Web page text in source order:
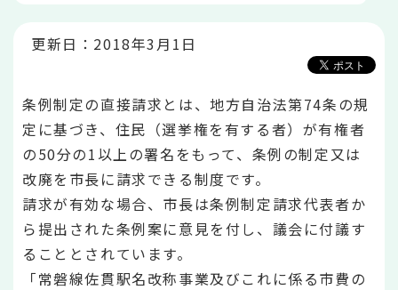
更新日：2018年3月1日
条例制定の直接請求とは、地方自治法第74条の規
定に基づき、住民（選挙権を有する者）が有権者
の50分の1以上の署名をもって、条例の制定又は
改廃を市長に請求できる制度です。
請求が有効な場合、市長は条例制定請求代表者か
ら提出された条例案に意見を付し、議会に付議す
ることとされています。
「常磐線佐貫駅名改称事業及びこれに係る市費の